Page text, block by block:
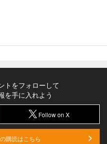
トをフォローして
を手に入れよう
Follow on X
購読はこちら